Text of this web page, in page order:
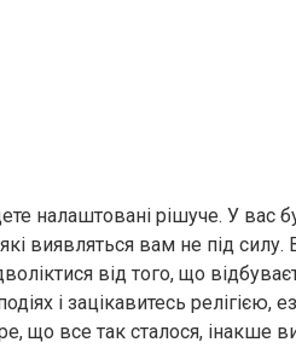
налаштовані рішуче. У вас
виявляться вам не під силу.
від того, що
і зацікавитесь релігією,
що все так сталося, інакше